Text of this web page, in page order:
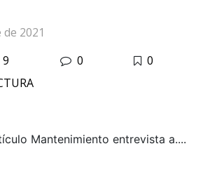
2021
9 0
0